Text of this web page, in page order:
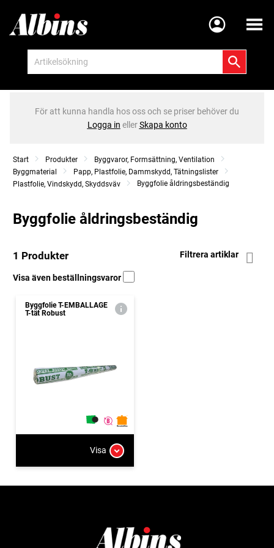
Meny
För att kunna handla hos oss och se priser behöver du
Logga in ellerSkapa konto
Start Produkter
Byggvaror, Formsättning, Ventilation
Byggmaterial
Papp, Plastfolie, Dammskydd, Tätningslister
Plastfolie, Vindskydd, Skyddsväv
Byggfolie åldringsbeständig
Byggfolie åldringsbeständig
1 Produkter Filtrera artiklar
Visa även beställningsvaror
Byggfolie T-EMBALLAGE
T-tät Robust
Visa